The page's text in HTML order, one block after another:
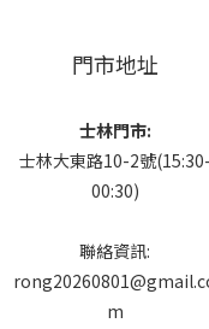
門市地址
士林門市:
士林大東路10-2號(15:30-
00:30)
聯絡資訊:
m